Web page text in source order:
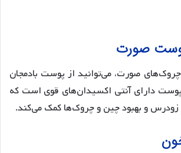
صورت
صورت، می‌توانید از پوست بادمجان
پوست دارای آنتی اکسیدان‌های قوی است که
زودرس و بهبود چین و چروک‌ها کمک می‌کند.